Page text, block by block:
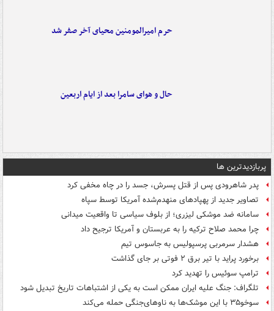
حرم امیرالمومنین محیای آخر صفر شد
حال و هوای سامرا بعد از ایام اربعین
پربازدیدترین ها
پدر شاهرودی پس از قتل پسرش، جسد را در چاه مخفی کرد
تصاویر جدید از پهپادهای منهدم‌شده آمریکا توسط سپاه
سامانه ضد موشکی لیزری؛ از بلوف سیاسی تا واقعیت میدانی
چرا محمد صلاح ترکیه را به عربستان و آمریکا ترجیح داد
هشدار سرمربی پرسپولیس به جاسوس تیم
برخورد پراید با تیر برق ۲ فوتی بر جای گذاشت
ترامپ سوئیس را تهدید کرد
تلگراف: جنگ علیه ایران ممکن است به یکی از اشتباهات تاریخ تبدیل شود
سوخو۳۵ با این موشک‌ها به ناوهای‌جنگی حمله می‌کند